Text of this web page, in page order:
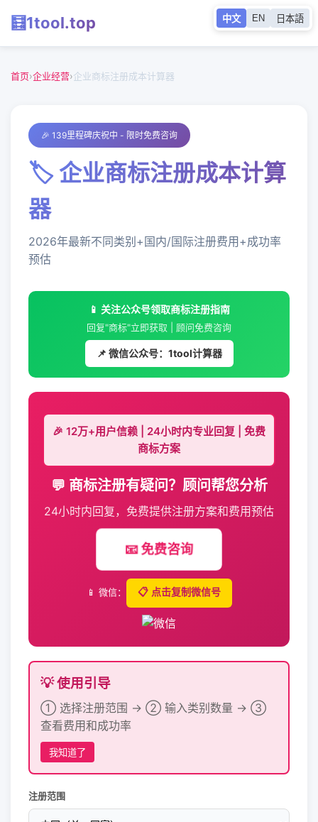
中文 EN 日本語
🧮1tool.top 首页 企业经营
首页›企业经营›企业商标注册成本计算器
🎉 139里程碑庆祝中 - 限时免费咨询
🏷️ 企业商标注册成本计算
器
2026年最新不同类别+国内/国际注册费用+成功率
预估
📱 关注公众号领取商标注册指南
回复"商标"立即获取 | 顾问免费咨询
📌 微信公众号：1tool计算器
🎉 12万+用户信赖 | 24小时内专业回复 | 免费
商标方案
💬 商标注册有疑问？顾问帮您分析
24小时内回复，免费提供注册方案和费用预估
📧 免费咨询
📱 微信： 📋 点击复制微信号
💡 使用引导
① 选择注册范围 → ② 输入类别数量 → ③
查看费用和成功率
我知道了
注册范围